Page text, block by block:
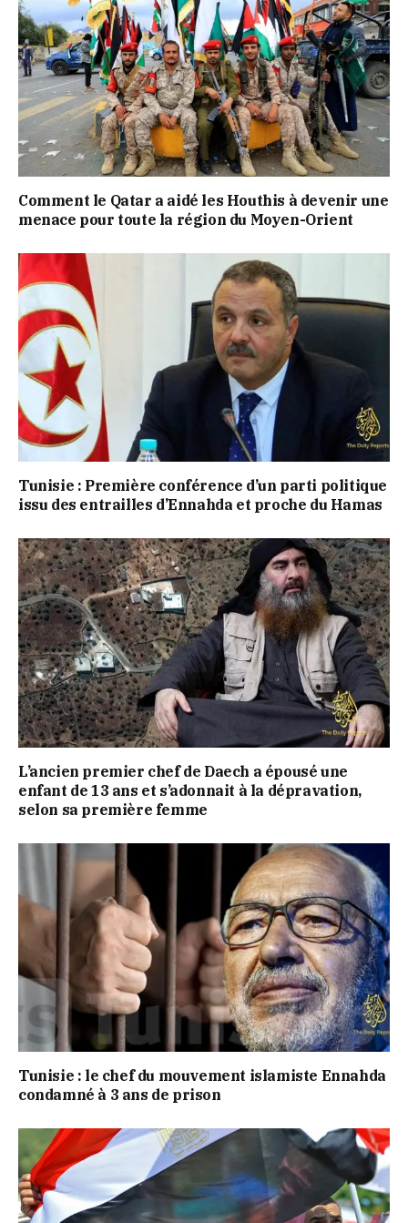
Comment le Qatar a aidé les Houthis à devenir une
menace pour toute la région du Moyen-Orient
Tunisie : Première conférence d’un parti politique
issu des entrailles d’Ennahda et proche du Hamas
L’ancien premier chef de Daech a épousé une
enfant de 13 ans et s’adonnait à la dépravation,
selon sa première femme
Tunisie : le chef du mouvement islamiste Ennahda
condamné à 3 ans de prison